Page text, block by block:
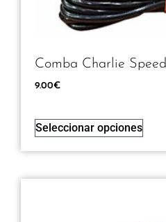
Comba Charlie Speed
9.00€
Seleccionar opciones